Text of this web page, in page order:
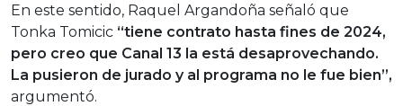
En este sentido, Raquel Argandoña señaló que
Tonka Tomicic “tiene contrato hasta fines de 2024,
pero creo que Canal 13 la está desaprovechando.
La pusieron de jurado y al programa no le fue bien”,
argumentó.